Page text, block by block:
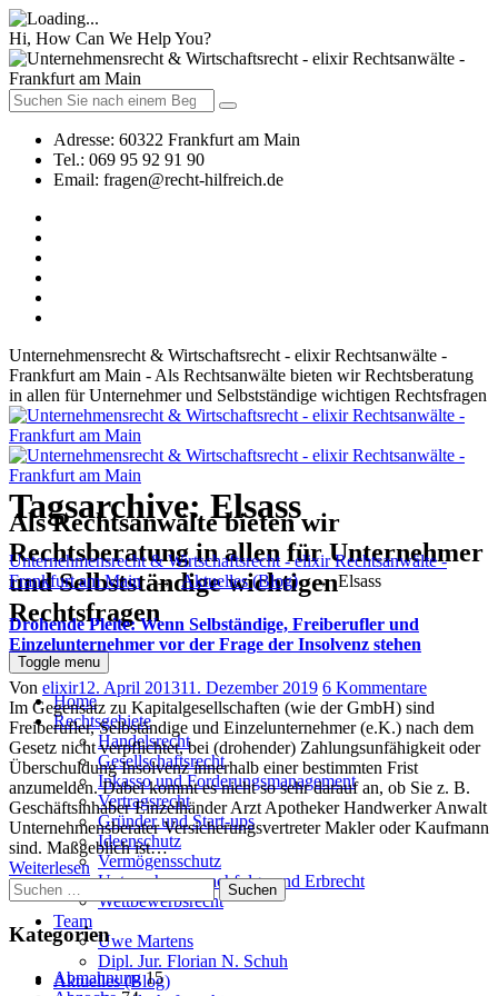
Hi, How Can We Help You?
Adresse: 60322 Frankfurt am Main
Tel.: 069 95 92 91 90
Email: fragen@recht-hilfreich.de
Unternehmensrecht & Wirtschaftsrecht - elixir Rechtsanwälte -
Frankfurt am Main - Als Rechtsanwälte bieten wir Rechtsberatung
in allen für Unternehmer und Selbstständige wichtigen Rechtsfragen
Als Rechtsanwälte bieten wir
Rechtsberatung in allen für Unternehmer
und Selbstständige wichtigen
Rechtsfragen
Toggle menu
Home
Rechtsgebiete
Handelsrecht
Gesellschaftsrecht
Inkasso und Forderungsmanagement
Vertragsrecht
Gründer und Start-ups
Ideenschutz
Vermögensschutz
Unternehmensnachfolge und Erbrecht
Wettbewerbsrecht
Team
Uwe Martens
Dipl. Jur. Florian N. Schuh
Aktuelles (Blog)
Tagsarchive:Elsass
Unternehmensrecht & Wirtschaftsrecht - elixir Rechtsanwälte -
Frankfurt am Main →Aktuelles (Blog)→Elsass
Drohende Pleite: Wenn Selbständige, Freiberufler und
Einzelunternehmer vor der Frage der Insolvenz stehen
Author
Von elixirPosted
on
12. April 201311. Dezember 2019 6 Kommentarezu
Drohende
Pleite:
Wenn
und
Im Gegensatz zu Kapitalgesellschaften (wie der GmbH) sind
Freiberufler, Selbständige und Einzelunternehmer (e.K.) nach dem
Gesetz nicht verpflichtet, bei (drohender) Zahlungsunfähigkeit oder
Überschuldung Insolvenz innerhalb einer bestimmten Frist
anzumelden. Dabei kommt es nicht so sehr darauf an, ob Sie z. B.
Geschäftsinhaber Einzelhänder Arzt Apotheker Handwerker Anwalt
Unternehmensberater Versicherungsvertreter Makler oder Kaufmann
sind. Maßgeblich ist…
Weiterlesen
Suchen
nach:
Kategorien
Abmahnung 15